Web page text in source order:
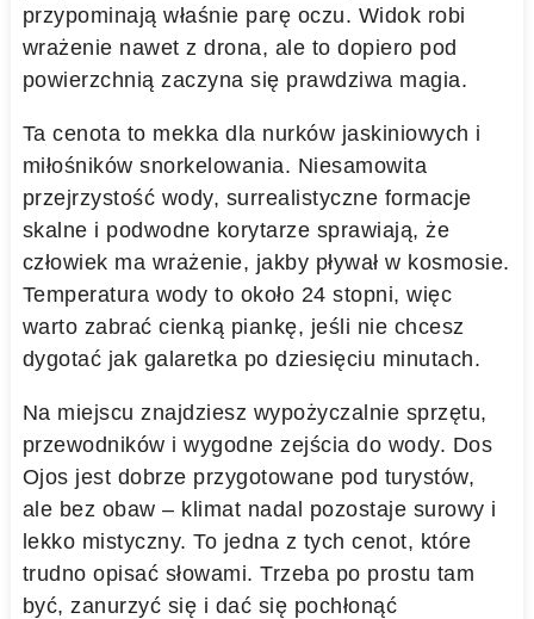
przypominają właśnie parę oczu. Widok robi
wrażenie nawet z drona, ale to dopiero pod
powierzchnią zaczyna się prawdziwa magia.
Ta cenota to mekka dla nurków jaskiniowych i
miłośników snorkelowania. Niesamowita
przejrzystość wody, surrealistyczne formacje
skalne i podwodne korytarze sprawiają, że
człowiek ma wrażenie, jakby pływał w kosmosie.
Temperatura wody to około 24 stopni, więc
warto zabrać cienką piankę, jeśli nie chcesz
dygotać jak galaretka po dziesięciu minutach.
Na miejscu znajdziesz wypożyczalnie sprzętu,
przewodników i wygodne zejścia do wody. Dos
Ojos jest dobrze przygotowane pod turystów,
ale bez obaw – klimat nadal pozostaje surowy i
lekko mistyczny. To jedna z tych cenot, które
trudno opisać słowami. Trzeba po prostu tam
być, zanurzyć się i dać się pochłonąć